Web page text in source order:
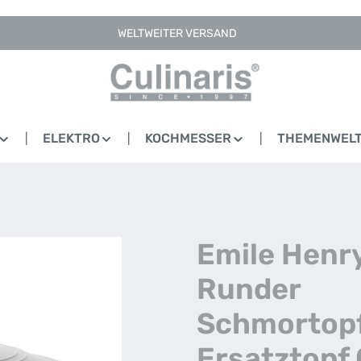
WELTWEITER VERSAND
ELEKTRO KOCHMESSER
Emile
Runder